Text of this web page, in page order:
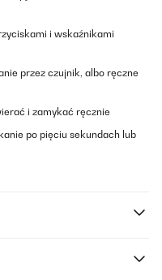
i wskaźnikami
przez czujnik, albo ręczne
i zamykać ręcznie
po pięciu sekundach lub